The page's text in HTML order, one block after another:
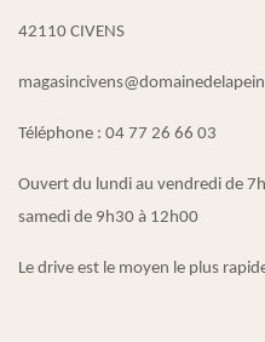
42110 CIVENS
Téléphone : 04 77 26 66 03
Ouvert du lundi au vendredi de
samedi de 9h30 à 12h00
Le drive est le moyen le plus